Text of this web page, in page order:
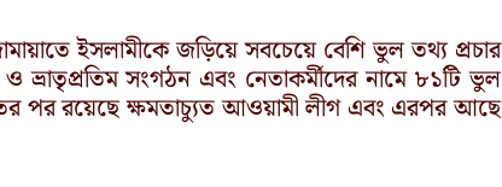
ইসলামীকে জড়িয়ে সবচেয়ে বেশি ভুল তথ্য প্রচার
ভ্রাতৃপ্রতিম সংগঠন এবং নেতাকর্মীদের নামে ৮১টি ভুল
পর রয়েছে ক্ষমতাচ্যুত আওয়ামী লীগ এবং এরপর আছে